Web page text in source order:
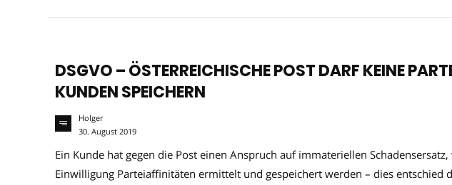
DSGVO – ÖSTERREICHISCHE POST DARF KEINE
KUNDEN SPEICHERN
Holger
30. August 2019
Ein Kunde hat gegen die Post einen Anspruch auf immateriellen
Einwilligung Parteiaffinitäten ermittelt und gespeichert werden – dies entschied